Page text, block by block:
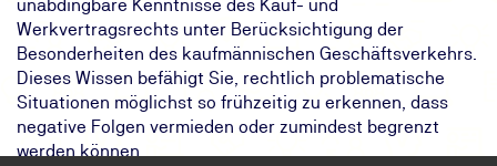
unabdingbare Kenntnisse des Kauf- und
Werkvertragsrechts unter Berücksichtigung der
Besonderheiten des kaufmännischen Geschäftsverkehrs.
Dieses Wissen befähigt Sie, rechtlich problematische
Situationen möglichst so frühzeitig zu erkennen, dass
negative Folgen vermieden oder zumindest begrenzt
werden können.